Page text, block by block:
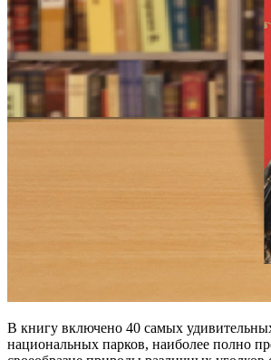
В книгу включено 40 самых
национальных парков, наиболее полно